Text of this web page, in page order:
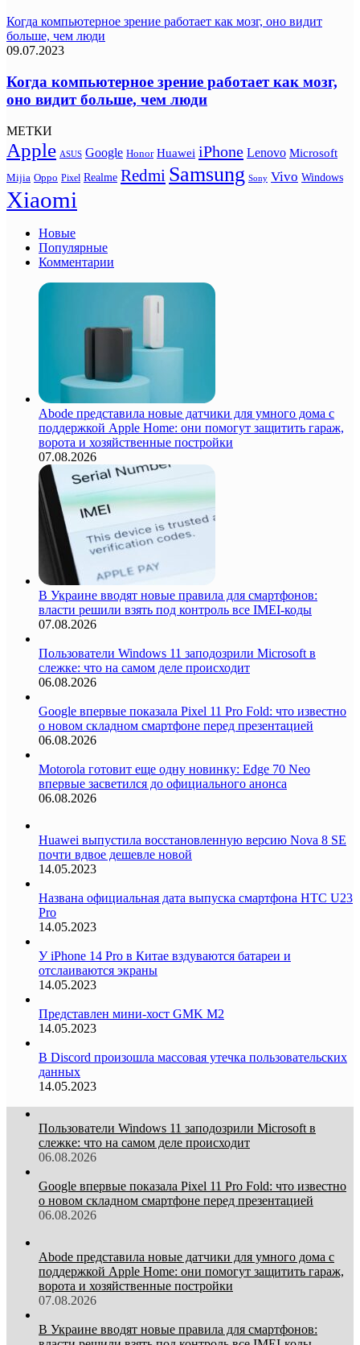
Когда компьютерное зрение работает как мозг, оно видит
больше, чем люди
09.07.2023
Когда компьютерное зрение работает как мозг,
оно видит больше, чем люди
МЕТКИ
Apple ASUS Google Honor Huawei iPhone Lenovo Microsoft
Mijia Oppo Pixel Realme Redmi Samsung Sony Vivo Windows
Xiaomi
Новые
Популярные
Комментарии
Abode представила новые датчики для умного дома с
поддержкой Apple Home: они помогут защитить гараж,
ворота и хозяйственные постройки
07.08.2026
В Украине вводят новые правила для смартфонов:
власти решили взять под контроль все IMEI-коды
07.08.2026
Пользователи Windows 11 заподозрили Microsoft в
слежке: что на самом деле происходит
06.08.2026
Google впервые показала Pixel 11 Pro Fold: что известно
о новом складном смартфоне перед презентацией
06.08.2026
Motorola готовит еще одну новинку: Edge 70 Neo
впервые засветился до официального анонса
06.08.2026
Huawei выпустила восстановленную версию Nova 8 SE
почти вдвое дешевле новой
14.05.2023
Названа официальная дата выпуска смартфона HTC U23
Pro
14.05.2023
У iPhone 14 Pro в Китае вздуваются батареи и
отслаиваются экраны
14.05.2023
Представлен мини-хост GMK M2
14.05.2023
В Discord произошла массовая утечка пользовательских
данных
14.05.2023
Пользователи Windows 11 заподозрили Microsoft в
слежке: что на самом деле происходит
06.08.2026
Google впервые показала Pixel 11 Pro Fold: что известно
о новом складном смартфоне перед презентацией
06.08.2026
Abode представила новые датчики для умного дома с
поддержкой Apple Home: они помогут защитить гараж,
ворота и хозяйственные постройки
07.08.2026
В Украине вводят новые правила для смартфонов: